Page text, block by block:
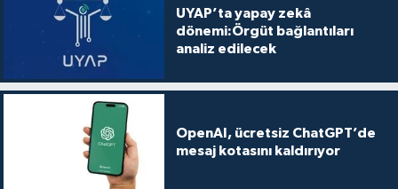
UYAP’ta yapay zekâ
dönemi:Örgüt bağlantıları
analiz edilecek
OpenAI, ücretsiz ChatGPT’de
mesaj kotasını kaldırıyor